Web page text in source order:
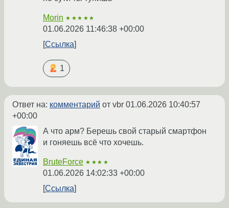
Morin ★★★★★
01.06.2026 11:46:38 +00:00
Ссылка
1
Ответ на: комментарий от vbr 01.06.2026 10:40:57
+00:00
А что арм? Берешь свой старый смартфон
и гоняешь всё что хочешь.
BruteForce ★★★★
01.06.2026 14:02:33 +00:00
Ссылка